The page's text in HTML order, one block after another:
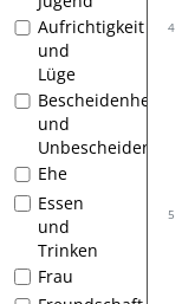
Aufrichtigkeit
und
Lüge
Bescheidenheit
und
Unbescheidenheit
Ehe
Essen
und
Trinken
Frau
4
5